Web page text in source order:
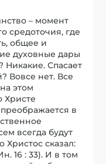
– момент
средоточия, где
общее и
духовные дары
Никакие. Спасает
Вовсе нет. Все
этом
Христе
преображается в
всегда будут
Христос сказал:
16 : 33). И в том